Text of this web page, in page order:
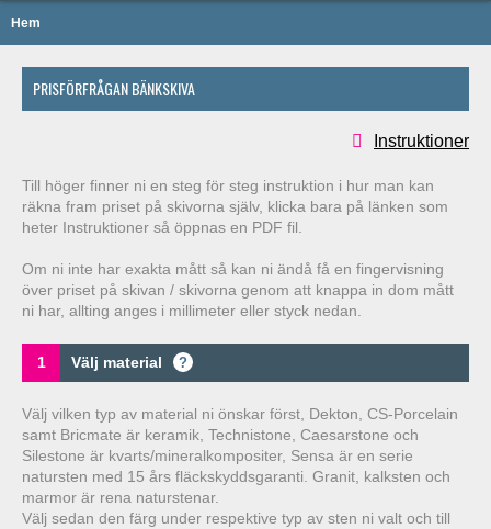
Hem
PRISFÖRFRÅGAN BÄNKSKIVA
Instruktioner
Till höger finner ni en steg för steg instruktion i hur man kan
räkna fram priset på skivorna själv, klicka bara på länken som
heter Instruktioner så öppnas en PDF fil.
Om ni inte har exakta mått så kan ni ändå få en fingervisning
över priset på skivan / skivorna genom att knappa in dom mått
ni har, allting anges i millimeter eller styck nedan.
1 Välj material ?
Välj vilken typ av material ni önskar först, Dekton, CS-Porcelain
samt Bricmate är keramik, Technistone, Caesarstone och
Silestone är kvarts/mineralkompositer, Sensa är en serie
natursten med 15 års fläckskyddsgaranti. Granit, kalksten och
marmor är rena naturstenar.
Välj sedan den färg under respektive typ av sten ni valt och till